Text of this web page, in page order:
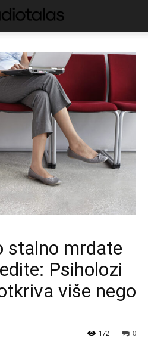
stalno mrdate
Psiholozi
više nego
0
172